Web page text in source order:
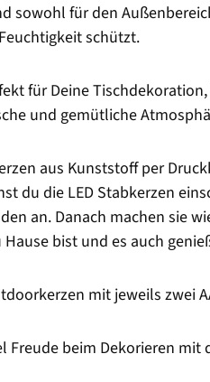
sowohl für den
schützt.
für Deine
und gemütliche
aus Kunststoff per
du die LED Stabkerzen
an. Danach machen sie
bist und es auch
mit jeweils zwei
Freude beim Dekorieren